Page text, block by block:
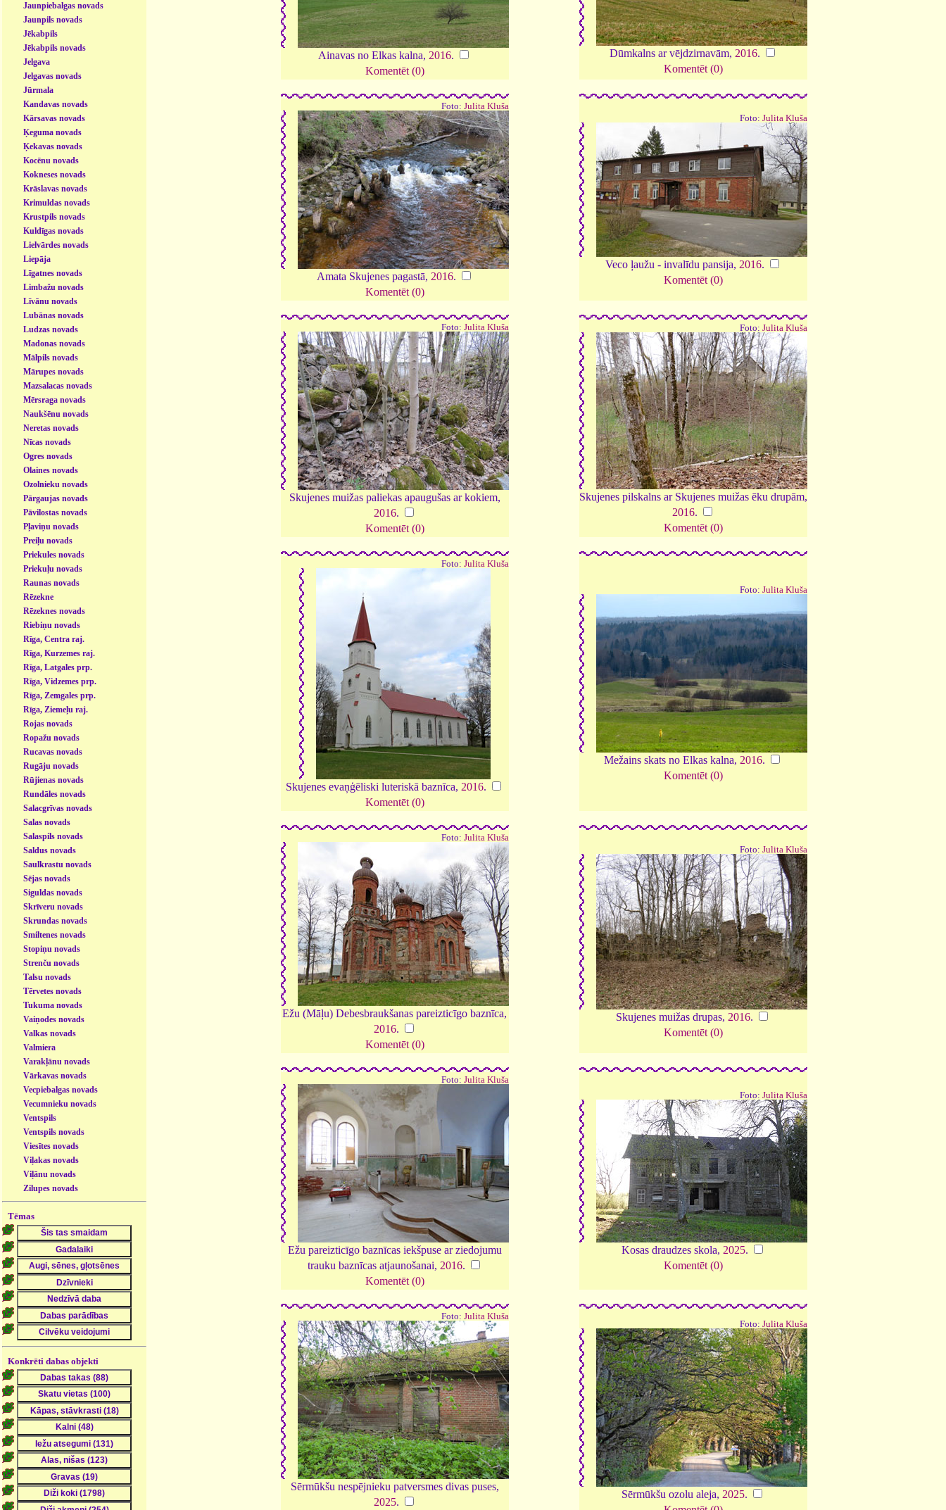
Jaunpiebalgas novads
Jaunpils novads
Jēkabpils
Jēkabpils novads
Jelgava
Jelgavas novads
Jūrmala
Kandavas novads
Kārsavas novads
Ķeguma novads
Ķekavas novads
Kocēnu novads
Kokneses novads
Krāslavas novads
Krimuldas novads
Krustpils novads
Kuldīgas novads
Lielvārdes novads
Liepāja
Līgatnes novads
Limbažu novads
Līvānu novads
Lubānas novads
Ludzas novads
Madonas novads
Mālpils novads
Mārupes novads
Mazsalacas novads
Mērsraga novads
Naukšēnu novads
Neretas novads
Nīcas novads
Ogres novads
Olaines novads
Ozolnieku novads
Pārgaujas novads
Pāvilostas novads
Pļaviņu novads
Preiļu novads
Priekules novads
Priekuļu novads
Raunas novads
Rēzekne
Rēzeknes novads
Riebiņu novads
Rīga, Centra raj.
Rīga, Kurzemes raj.
Rīga, Latgales prp.
Rīga, Vidzemes prp.
Rīga, Zemgales prp.
Rīga, Ziemeļu raj.
Rojas novads
Ropažu novads
Rucavas novads
Rugāju novads
Rūjienas novads
Rundāles novads
Salacgrīvas novads
Salas novads
Salaspils novads
Saldus novads
Saulkrastu novads
Sējas novads
Siguldas novads
Skrīveru novads
Skrundas novads
Smiltenes novads
Stopiņu novads
Strenču novads
Talsu novads
Tērvetes novads
Tukuma novads
Vaiņodes novads
Valkas novads
Valmiera
Varakļānu novads
Vārkavas novads
Vecpiebalgas novads
Vecumnieku novads
Ventspils
Ventspils novads
Viesītes novads
Viļakas novads
Viļānu novads
Zilupes novads
Tēmas
Konkrēti dabas objekti
Ainavas no Elkas kalna, 2016.
Komentēt (0)
Dūmkalns ar vējdzirnavām, 2016.
Komentēt (0)
Foto: Julita Kluša
Amata Skujenes pagastā, 2016.
Komentēt (0)
Foto: Julita Kluša
Veco ļaužu - invalīdu pansija, 2016.
Komentēt (0)
Foto: Julita Kluša
Skujenes muižas paliekas apaugušas ar kokiem,
2016.
Komentēt (0)
Foto: Julita Kluša
Skujenes pilskalns ar Skujenes muižas ēku drupām,
2016.
Komentēt (0)
Foto: Julita Kluša
Skujenes evaņģēliski luteriskā baznīca, 2016.
Komentēt (0)
Foto: Julita Kluša
Mežains skats no Elkas kalna, 2016.
Komentēt (0)
Foto: Julita Kluša
Ežu (Māļu) Debesbraukšanas pareizticīgo baznīca,
2016.
Komentēt (0)
Foto: Julita Kluša
Skujenes muižas drupas, 2016.
Komentēt (0)
Foto: Julita Kluša
Ežu pareizticīgo baznīcas iekšpuse ar ziedojumu
trauku baznīcas atjaunošanai, 2016.
Komentēt (0)
Foto: Julita Kluša
Kosas draudzes skola, 2025.
Komentēt (0)
Foto: Julita Kluša
Sērmūkšu nespējnieku patversmes divas puses,
2025.
Foto: Julita Kluša
Sērmūkšu ozolu aleja, 2025.